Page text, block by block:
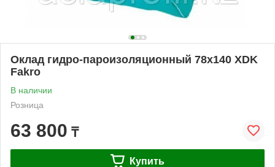
Оклад гидро-пароизоляционный 78х140 XDK
Fakro
В наличии
Розница
63 800 ₸
Купить